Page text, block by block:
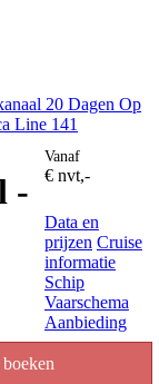
20 Dagen Op
Line 141
-
Vanaf
€ nvt,-
Data en
prijzen Cruise
informatie
Schip
Vaarschema
Aanbieding